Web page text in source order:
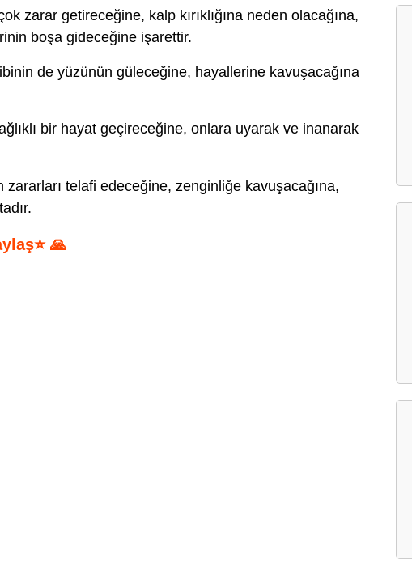
zarar getireceğine, kalp kırıklığına neden olacağına,
boşa gideceğine işarettir.
de yüzünün güleceğine, hayallerine kavuşacağına
bir hayat geçireceğine, onlara uyarak ve inanarak
zararları telafi edeceğine, zenginliğe kavuşacağına,
🙏